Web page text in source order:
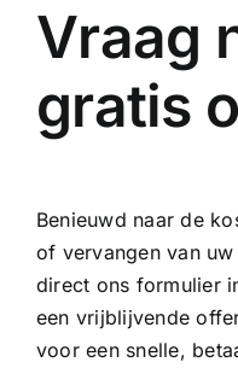
Vraag
gratis
Benieuwd naar de
of vervangen van
direct ons formulier
een vrijblijvende
voor een snelle,